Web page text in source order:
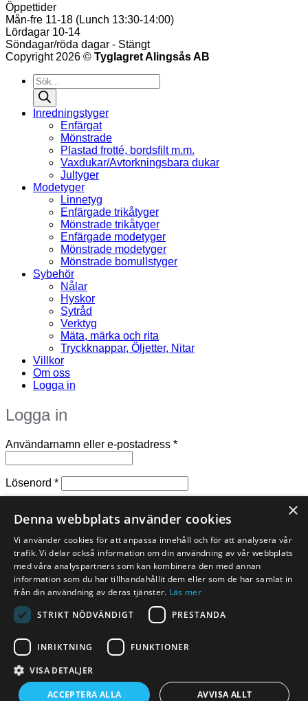
Öppettider
Mån-fre 11-18 (Lunch 13:30-14:00)
Lördagar 10-14
Söndagar/röda dagar - Stängt
Copyright 2026 © Tyglagret Alingsås AB
Products
search
Inredningstyger
Enfärgat
Mönstrade
Plastad frotté, bordsfilt m.m.
Vaxdukar/Avtorkningsbara dukar
Jultyger
Modetyger
Linnetyg
Enfärgade trikåtyger
Mönstrade trikåtyger
Enfärgade modetyger
Mönstrade modetyger
Mönstrade bomullstyger
Sybehör
Nålar
Hyskor
Sytråd
Verktyg
Mäta, märka och rita
Tryckknappar, Öljetter, Nitar
Villkor
Om oss
Logga in
Logga in
Användarnamn eller e-postadress *Obligatoriskt
Lösenord *Obligatoriskt
Registrera
E-postadress*Obligatoriskt
En länk för att ställa in ett nytt lösenord kommer att skickas till
Dina personuppgifter kommer användas för att förbättra din
upplevelse på webbplatsen, hantera åtkomst till ditt konto
och för andra ändamål som beskrivs i vår
×
Denna webbplats använder cookies
Vi använder cookies för att anpassa innehåll och för att analysera vår
trafik. Vi delar också information om din användning av vår webbplats
med våra analyspartners som kan kombinera den med annan
information som du har tillhandahållit dem eller som de har samlat in
från din användning av deras tjänster. Läs mer
STRIKT NÖDVÄNDIGT
PRESTANDA
INRIKTNING FUNKTIONER
VISA DETALJER
ACCEPTERA ALLA AVVISA ALLT